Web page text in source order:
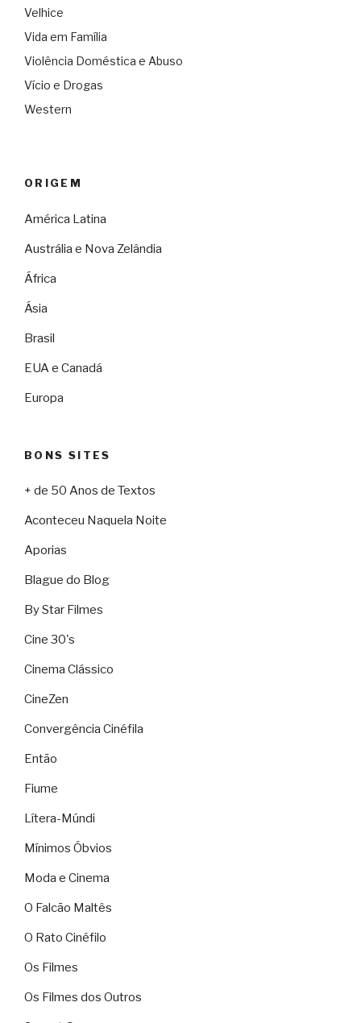
Velhice
Vida em Família
Violência Doméstica e Abuso
Vício e Drogas
Western
ORIGEM
América Latina
Austrália e Nova Zelândia
África
Ásia
Brasil
EUA e Canadá
Europa
BONS SITES
+ de 50 Anos de Textos
Aconteceu Naquela Noite
Aporias
Blague do Blog
By Star Filmes
Cine 30's
Cinema Clássico
CineZen
Convergência Cinéfila
Então
Fiume
Lítera-Múndi
Mínimos Óbvios
Moda e Cinema
O Falcão Maltês
O Rato Cinéfilo
Os Filmes
Os Filmes dos Outros